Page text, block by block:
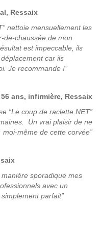
Ressaix
nettoie mensuellement les
de-chaussée de mon
est impeccable, ils
car ils
Je recommande !”
ans, infirmière, Ressaix
“Le coup de raclette.NET”
Un vrai plaisir de ne
même de cette corvée”
manière sporadique mes
avec un
parfait”